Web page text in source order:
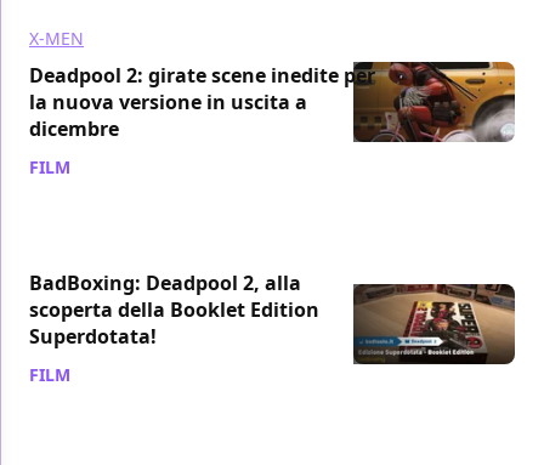
X-MEN
Deadpool 2: girate scene inedite per
la nuova versione in uscita a
dicembre
FILM
BadBoxing: Deadpool 2, alla
scoperta della Booklet Edition
Superdotata!
FILM